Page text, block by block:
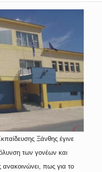
Ξάνθης έγινε
των γονέων και
πως για το